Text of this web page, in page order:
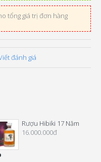
tổng giá trị đơn hàng
đánh giá
Rượu Hibiki 17 Năm
16.000.000đ